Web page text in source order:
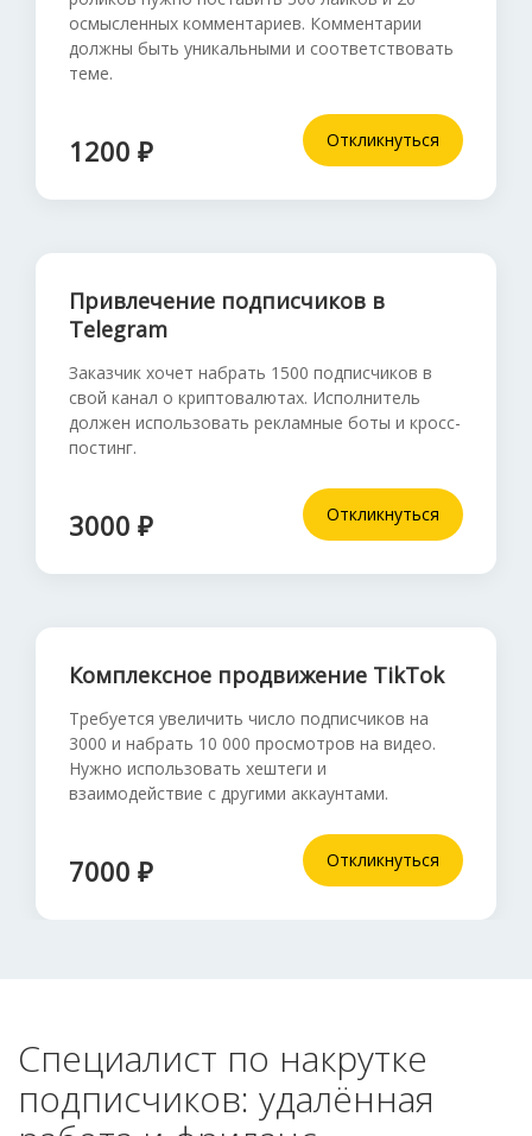
осмысленных комментариев. Комментарии
должны быть уникальными и соответствовать
теме.
1200 ₽ Откликнуться
Привлечение подписчиков в
Telegram
Заказчик хочет набрать 1500 подписчиков в
свой канал о криптовалютах. Исполнитель
должен использовать рекламные боты и кросс-
постинг.
3000 ₽ Откликнуться
Комплексное продвижение TikTok
Требуется увеличить число подписчиков на
3000 и набрать 10 000 просмотров на видео.
Нужно использовать хештеги и
взаимодействие с другими аккаунтами.
7000 ₽ Откликнуться
Специалист по накрутке
подписчиков: удалённая